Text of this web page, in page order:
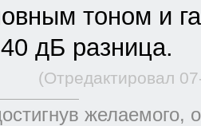
тоном и
дБ разница.
(Отредактировал
желаемого,